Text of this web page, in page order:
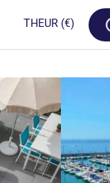
THEUR (€)